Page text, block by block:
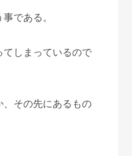
である。
しまっているので
その先にあるもの